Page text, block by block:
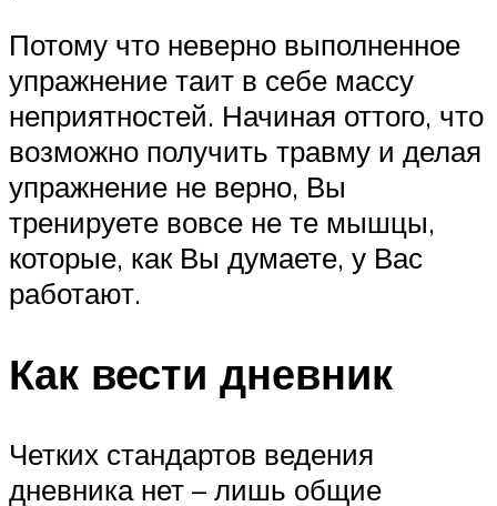
Потому что неверно выполненное
упражнение таит в себе массу
неприятностей. Начиная оттого, что
возможно получить травму и делая
упражнение не верно, Вы
тренируете вовсе не те мышцы,
которые, как Вы думаете, у Вас
работают.
Как вести дневник
Четких стандартов ведения
дневника нет – лишь общие